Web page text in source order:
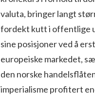
valuta, bringer langt
fordekt kutt i offentlige
sine posisjoner ved å
europeiske markedet,
den norske
imperialisme profitert